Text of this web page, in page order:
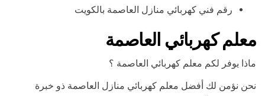
رقم فني كهربائي منازل العاصمة بالكويت
معلم كهربائي العاصمة
ماذا يوفر لكم معلم كهربائي العاصمة ؟
نحن نؤمن لك أفضل معلم كهربائي منازل العاصمة ذو خبرة